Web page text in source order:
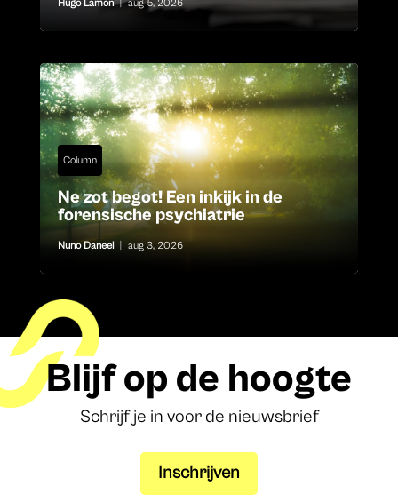
Hugo Lamon | aug 5, 2026
Column
Ne zot begot! Een inkijk in de
forensische psychiatrie
Nuno Daneel aug 3, 2026
Blijf op de hoogte
Schrijf je in voor de nieuwsbrief
Inschrijven